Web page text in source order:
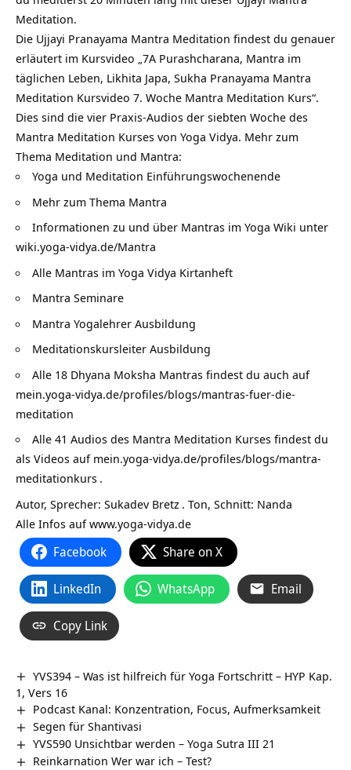
Meditation.
Die Ujjayi Pranayama Mantra Meditation findest du genauer
erläutert im Kursvideo „7A Purashcharana, Mantra im
täglichen Leben, Likhita Japa, Sukha Pranayama Mantra
Meditation Kursvideo 7. Woche Mantra Meditation Kurs“.
Dies sind die vier Praxis-Audios der siebten Woche des
Mantra Meditation Kurses von Yoga Vidya. Mehr zum
Thema Meditation und Mantra:
Yoga und Meditation Einführungswochenende
Mehr zum Thema Mantra
Informationen zu und über Mantras im Yoga Wiki unter
wiki.yoga-vidya.de/Mantra
Alle Mantras im Yoga Vidya Kirtanheft
Mantra Seminare
Mantra Yogalehrer Ausbildung
Meditationskursleiter Ausbildung
Alle 18 Dhyana Moksha Mantras findest du auch auf
mein.yoga-vidya.de/profiles/blogs/mantras-fuer-die-
meditation
Alle 41 Audios des Mantra Meditation Kurses findest du
als Videos auf mein.yoga-vidya.de/profiles/blogs/mantra-
meditationkurs .
Autor, Sprecher: Sukadev Bretz . Ton, Schnitt: Nanda
Alle Infos aufwww.yoga-vidya.de
Facebook Share on X
LinkedIn WhatsApp Email
Copy Link
YVS394 – Was ist hilfreich für Yoga Fortschritt – HYP Kap.
1, Vers 16
Podcast Kanal: Konzentration, Focus, Aufmerksamkeit
Segen für Shantivasi
YVS590 Unsichtbar werden – Yoga Sutra III 21
Reinkarnation Wer war ich – Test?